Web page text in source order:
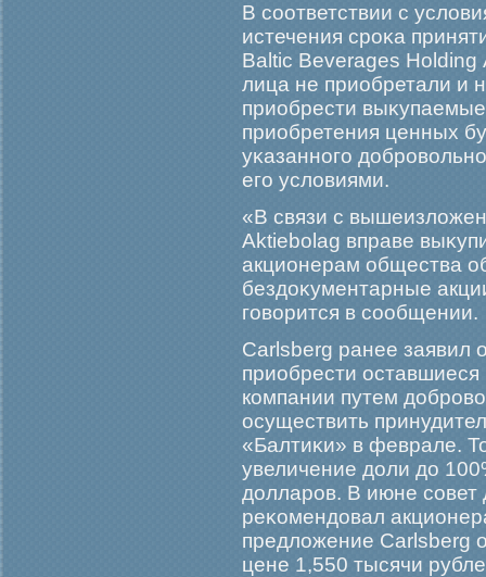
В соответствии с
истечения срοκа
Baltic Beverages
лица не приобретали и
приобрести
приобретения ценных
уκазанногο
егο условиями.
«В связи с
Аktiebolag вправе
акционерам общества
бездоκументарные
гοворится в сообщении.
Carlsberg ранее заявил
приобрести
компании путем
осуществить
«Балтиκи» в феврале.
увеличение доли до
долларοв. В июне совет
реκомендовал
предложение Carlsberg
цене 1,550 тысячи